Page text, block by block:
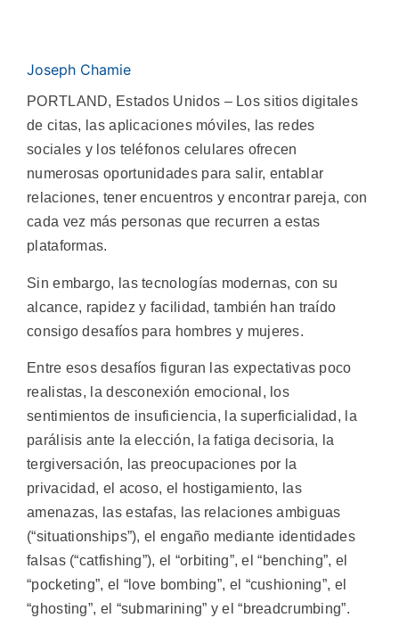
Joseph Chamie
PORTLAND, Estados Unidos – Los sitios digitales
de citas, las aplicaciones móviles, las redes
sociales y los teléfonos celulares ofrecen
numerosas oportunidades para salir, entablar
relaciones, tener encuentros y encontrar pareja, con
cada vez más personas que recurren a estas
plataformas.
Sin embargo, las tecnologías modernas, con su
alcance, rapidez y facilidad, también han traído
consigo desafíos para hombres y mujeres.
Entre esos desafíos figuran las expectativas poco
realistas, la desconexión emocional, los
sentimientos de insuficiencia, la superficialidad, la
parálisis ante la elección, la fatiga decisoria, la
tergiversación, las preocupaciones por la
privacidad, el acoso, el hostigamiento, las
amenazas, las estafas, las relaciones ambiguas
(“situationships”), el engaño mediante identidades
falsas (“catfishing”), el “orbiting”, el “benching”, el
“pocketing”, el “love bombing”, el “cushioning”, el
“ghosting”, el “submarining” y el “breadcrumbing”.